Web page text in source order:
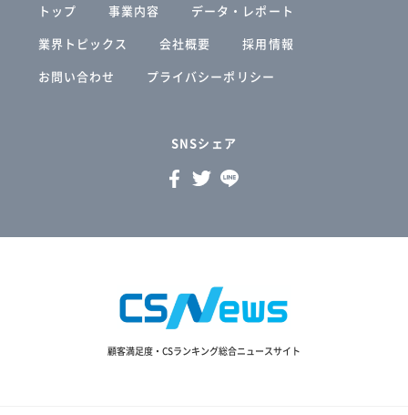
トップ 事業内容
データ・レポート
業界トピックス
会社概要
採用情報
お問い合わせ
プライバシーポリシー
SNSシェア
顧客満足度・CSランキング総合ニュースサイト